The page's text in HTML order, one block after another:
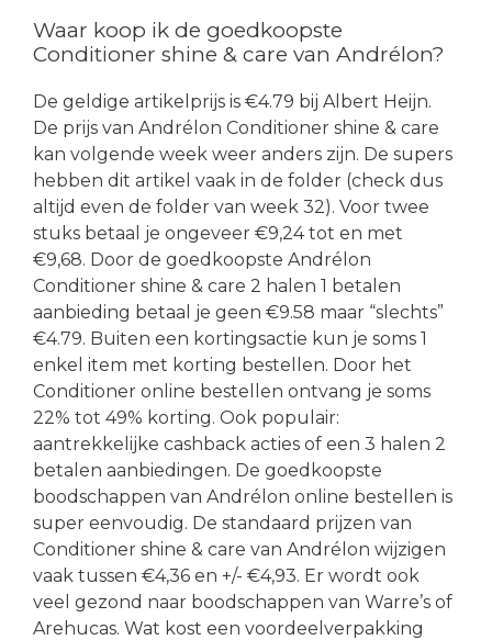
Waar koop ik de goedkoopste
Conditioner shine & care van Andrélon?
De geldige artikelprijs is €4.79 bij Albert Heijn.
De prijs van Andrélon Conditioner shine & care
kan volgende week weer anders zijn. De supers
hebben dit artikel vaak in de folder (check dus
altijd even de folder van week 32). Voor twee
stuks betaal je ongeveer €9,24 tot en met
€9,68. Door de goedkoopste Andrélon
Conditioner shine & care 2 halen 1 betalen
aanbieding betaal je geen €9.58 maar “slechts”
€4.79. Buiten een kortingsactie kun je soms 1
enkel item met korting bestellen. Door het
Conditioner online bestellen ontvang je soms
22% tot 49% korting. Ook populair:
aantrekkelijke cashback acties of een 3 halen 2
betalen aanbiedingen. De goedkoopste
boodschappen van Andrélon online bestellen is
super eenvoudig. De standaard prijzen van
Conditioner shine & care van Andrélon wijzigen
vaak tussen €4,36 en +/- €4,93. Er wordt ook
veel gezond naar boodschappen van Warre’s of
Arehucas. Wat kost een voordeelverpakking